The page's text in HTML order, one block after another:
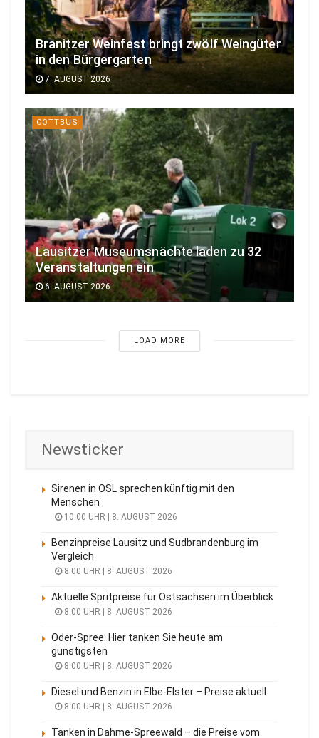
Branitzer Weinfest bringt zwölf Weingüter
in den Bürgergarten
7. AUGUST 2026
COTTBUS
Lausitzer Museumsnächte laden zu 32
Veranstaltungen ein
6. AUGUST 2026
LOAD MORE
Newsticker
Sirenen in OSL sprechen künftig mit den
Menschen
10:00 UHR | 8. AUGUST 2026
Benzinpreise Lausitz und Südbrandenburg im
Vergleich
8:00 UHR | 8. AUGUST 2026
Aktuelle Spritpreise für Ostsachsen im Überblick
8:00 UHR | 8. AUGUST 2026
Oder-Spree: Hier tanken Sie heute am
günstigsten
8:00 UHR | 8. AUGUST 2026
Diesel und Benzin in Elbe-Elster – Preise aktuell
8:00 UHR | 8. AUGUST 2026
Tanken in Dahme-Spreewald – die Preise vom